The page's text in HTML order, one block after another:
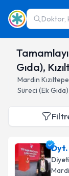
Doktor,
Gıda),
Mardin Kızıltepe
Süreci (Ek Gıda)
Dyt.